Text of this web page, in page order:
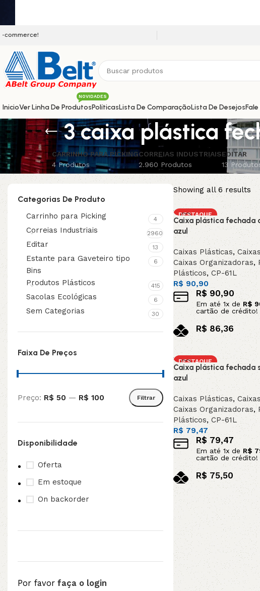
InicioVer Linha De Produtos
NOVIDADES
3L 5V
A B
PJ
SPB
XPA XPZ
PolíticasLista De ComparaçãoLista De Desejos
3 caixa plástica
CARRINHO PARA PICKING
4 Produtos
CORREIAS INDUSTRIAIS
2.960 Produtos
EDITAR
13
Categorias De Produto
Carrinho para Picking 4
Correias Industriais 2960
Editar 13
Estante para Gaveteiro tipo
Bins
6
Produtos Plásticos 415
Sacolas Ecológicas 6
Sem Categorias 30
Faixa De Preços
Filtrar
Preço: R$ 50 — R$ 100
Disponibilidade
Oferta
Em estoque
On backorder
Por favor faça o login
Showing all 6 results
DESTAQUE
Caixa plástica fechada
azul
Caixas Plásticas,
Caixas Organizadoras,
Plásticos, CP-61L
R$ 90,90
R$90,90
Em até1x de R$
cartão de crédito!
R$86,36
no pix
Adicionar ao carrinho
DESTAQUE
Caixa plástica fechada
azul
Caixas Plásticas,
Caixas Organizadoras,
Plásticos,CP-61L
R$79,47
R$79,47
Em até 1x de R$
cartão de crédito!
R$ 75,50
no pix
Adicionar ao carrinho